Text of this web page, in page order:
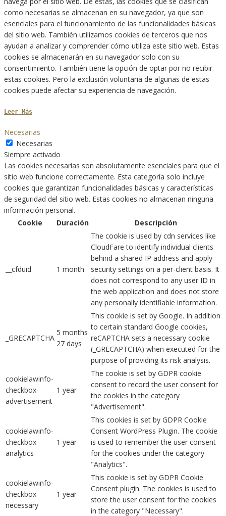
como necesarias se almacenan en su navegador, ya que son
esenciales para el funcionamiento de las funcionalidades básicas
del sitio web. También utilizamos cookies de terceros que nos
ayudan a analizar y comprender cómo utiliza este sitio web. Estas
cookies se almacenarán en su navegador solo con su
consentimiento. También tiene la opción de optar por no recibir
estas cookies. Pero la exclusión voluntaria de algunas de estas
cookies puede afectar su experiencia de navegación.
Leer Más
Necesarias
Necesarias
Siempre activado
Las cookies necesarias son absolutamente esenciales para que el
sitio web funcione correctamente. Esta categoría solo incluye
cookies que garantizan funcionalidades básicas y características
de seguridad del sitio web. Estas cookies no almacenan ninguna
información personal.
Cookie
Duración Descripción
__cfduid 1 month
The cookie is used by cdn services like
CloudFare to identify individual clients
behind a shared IP address and apply
security settings on a per-client basis. It
does not correspond to any user ID in
the web application and does not store
any personally identifiable information.
_GRECAPTCHA
5 months
27 days
This cookie is set by Google. In addition
to certain standard Google cookies,
reCAPTCHA sets a necessary cookie
(_GRECAPTCHA) when executed for the
purpose of providing its risk analysis.
cookielawinfo-
checkbox-
advertisement
1 year
The cookie is set by GDPR cookie
consent to record the user consent for
the cookies in the category
"Advertisement".
cookielawinfo-
checkbox-
analytics
1 year
This cookies is set by GDPR Cookie
Consent WordPress Plugin. The cookie
is used to remember the user consent
for the cookies under the category
"Analytics".
cookielawinfo-
checkbox-
necessary
1 year
This cookie is set by GDPR Cookie
Consent plugin. The cookies is used to
store the user consent for the cookies
in the category "Necessary".